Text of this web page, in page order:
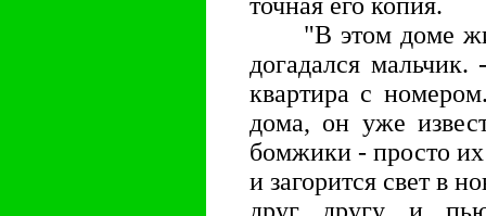
"В этом доме
догадался
квартира с
дома, он уже
бомжики - просто
и загорится свет в